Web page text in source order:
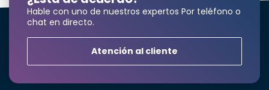
Hable con uno de nuestros expertos Por teléfono o
chat en directo.
Atención al cliente